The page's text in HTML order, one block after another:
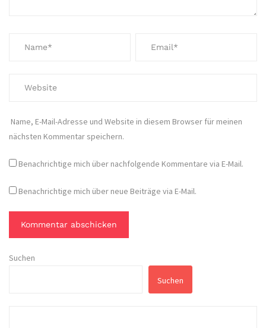
Name, E-Mail-Adresse und Website in diesem Browser für meinen
nächsten Kommentar speichern.
Benachrichtige mich über nachfolgende Kommentare via E-Mail.
Benachrichtige mich über neue Beiträge via E-Mail.
Suchen
Suchen